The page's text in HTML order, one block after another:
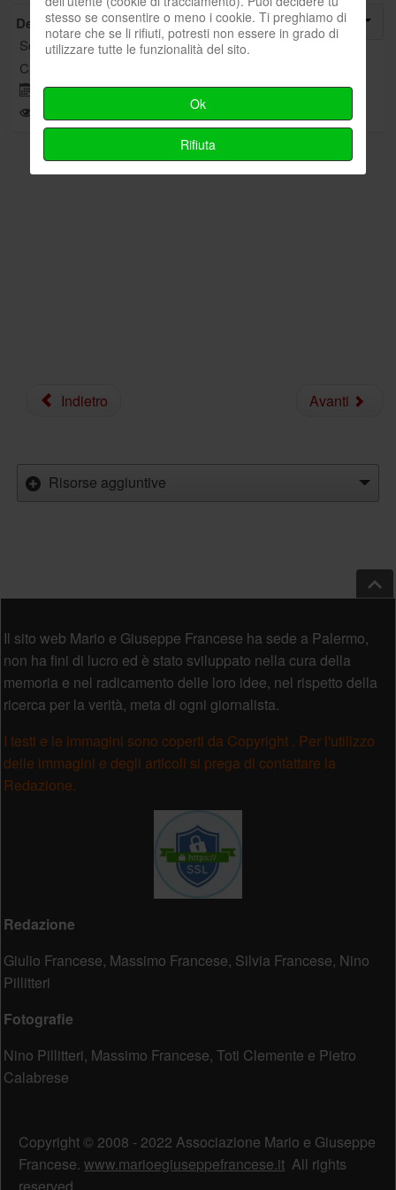
Dettagli
Scritto daRedazione
Categoria:
Pubblicato: 23 Dicembre 2022
Visite: 2455
Indietro Avanti
Risorse aggiuntive
Il sito web Mario e Giuseppe Francese ha sede a Palermo,
non ha fini di lucro ed è stato sviluppato nella cura della
memoria e nel radicamento delle loro idee, nel rispetto della
ricerca per la verità, meta di ogni giornalista.
I testi e le immagini sono coperti da Copyright . Per l'utilizzo
delle immagini e degli articoli si prega di contattare la
Redazione.
Redazione
Giulio Francese, Massimo Francese, Silvia Francese, Nino
Pillitteri
Fotografie
Nino Pillitteri, Massimo Francese, Toti Clemente e Pietro
Calabrese
Copyright © 2008 - 2022 Associazione Mario e Giuseppe
Francese.www.marioegiuseppefrancese.it All rights
stesso se consentire o meno i cookie. Ti preghiamo di
notare che se li rifiuti, potresti non essere in grado di
utilizzare tutte le funzionalità del sito.
Ok
Rifiuta